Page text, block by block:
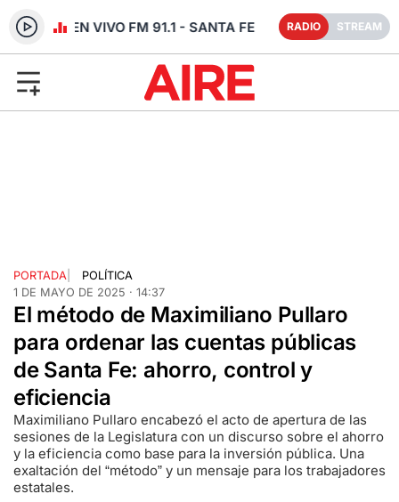
RADIO EN VIVO FM 91.1 - SANTA FE RADIO STREAM
PORTADA
POLÍTICA
1 DE MAYO DE 2025 · 14:37
El método de Maximiliano Pullaro
para ordenar las cuentas públicas
de Santa Fe: ahorro, control y
eficiencia
Maximiliano Pullaro encabezó el acto de apertura de las
sesiones de la Legislatura con un discurso sobre el ahorro
y la eficiencia como base para la inversión pública. Una
exaltación del “método” y un mensaje para los trabajadores
estatales.